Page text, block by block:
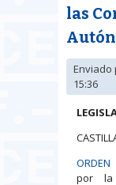
las
Enviado
15:36
por la